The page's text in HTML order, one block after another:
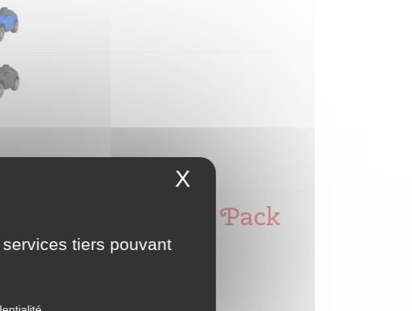
63S Blanc - Pack
tiers pouvant
X Masquer le